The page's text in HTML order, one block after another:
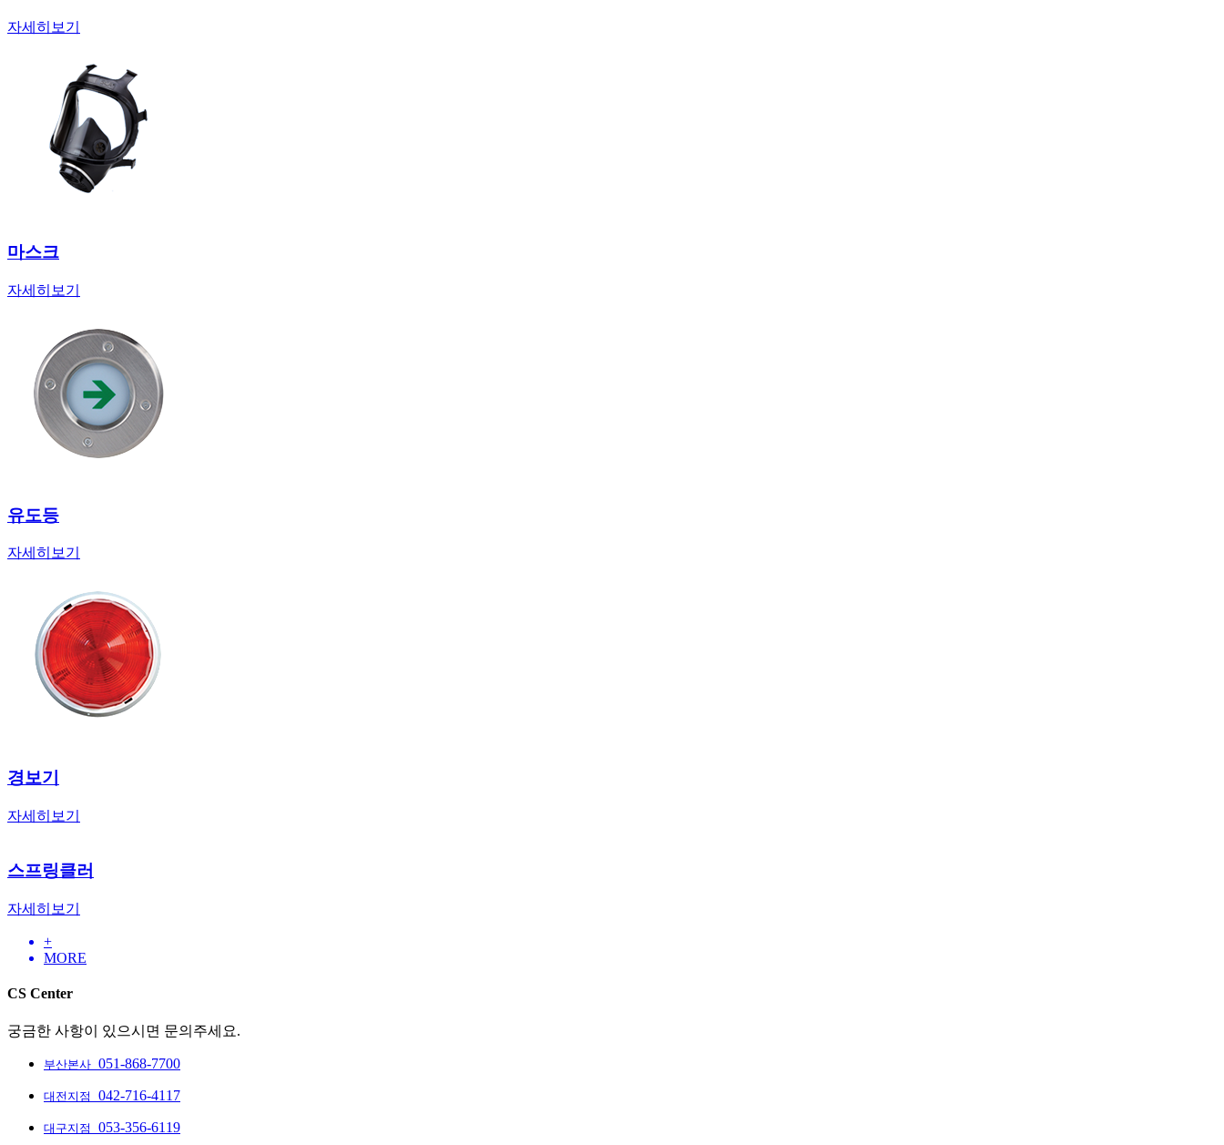
자세히보기
마스크
자세히보기
유도등
자세히보기
경보기
자세히보기
스프링클러
자세히보기
+
MORE
CS Center
궁금한 사항이 있으시면 문의주세요.
부산본사 051-868-7700
대전지점 042-716-4117
대구지점 053-356-6119